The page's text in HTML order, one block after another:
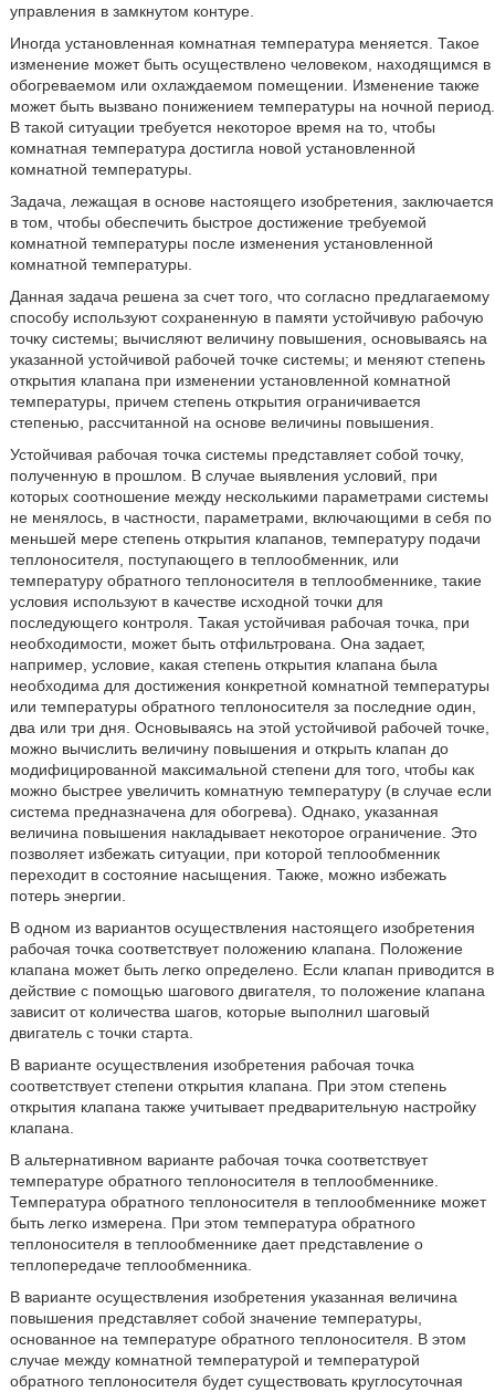
управления в замкнутом контуре.
Иногда установленная комнатная температура меняется. Такое
изменение может быть осуществлено человеком, находящимся в
обогреваемом или охлаждаемом помещении. Изменение также
может быть вызвано понижением температуры на ночной период.
В такой ситуации требуется некоторое время на то, чтобы
комнатная температура достигла новой установленной
комнатной температуры.
Задача, лежащая в основе настоящего изобретения, заключается
в том, чтобы обеспечить быстрое достижение требуемой
комнатной температуры после изменения установленной
комнатной температуры.
Данная задача решена за счет того, что согласно предлагаемому
способу используют сохраненную в памяти устойчивую рабочую
точку системы; вычисляют величину повышения, основываясь на
указанной устойчивой рабочей точке системы; и меняют степень
открытия клапана при изменении установленной комнатной
температуры, причем степень открытия ограничивается
степенью, рассчитанной на основе величины повышения.
Устойчивая рабочая точка системы представляет собой точку,
полученную в прошлом. В случае выявления условий, при
которых соотношение между несколькими параметрами системы
не менялось, в частности, параметрами, включающими в себя по
меньшей мере степень открытия клапанов, температуру подачи
теплоносителя, поступающего в теплообменник, или
температуру обратного теплоносителя в теплообменнике, такие
условия используют в качестве исходной точки для
последующего контроля. Такая устойчивая рабочая точка, при
необходимости, может быть отфильтрована. Она задает,
например, условие, какая степень открытия клапана была
необходима для достижения конкретной комнатной температуры
или температуры обратного теплоносителя за последние один,
два или три дня. Основываясь на этой устойчивой рабочей точке,
можно вычислить величину повышения и открыть клапан до
модифицированной максимальной степени для того, чтобы как
можно быстрее увеличить комнатную температуру (в случае если
система предназначена для обогрева). Однако, указанная
величина повышения накладывает некоторое ограничение. Это
позволяет избежать ситуации, при которой теплообменник
переходит в состояние насыщения. Также, можно избежать
потерь энергии.
В одном из вариантов осуществления настоящего изобретения
рабочая точка соответствует положению клапана. Положение
клапана может быть легко определено. Если клапан приводится в
действие с помощью шагового двигателя, то положение клапана
зависит от количества шагов, которые выполнил шаговый
двигатель с точки старта.
В варианте осуществления изобретения рабочая точка
соответствует степени открытия клапана. При этом степень
открытия клапана также учитывает предварительную настройку
клапана.
В альтернативном варианте рабочая точка соответствует
температуре обратного теплоносителя в теплообменнике.
Температура обратного теплоносителя в теплообменнике может
быть легко измерена. При этом температура обратного
теплоносителя в теплообменнике дает представление о
теплопередаче теплообменника.
В варианте осуществления изобретения указанная величина
повышения представляет собой значение температуры,
основанное на температуре обратного теплоносителя. В этом
случае между комнатной температурой и температурой
обратного теплоносителя будет существовать круглосуточная